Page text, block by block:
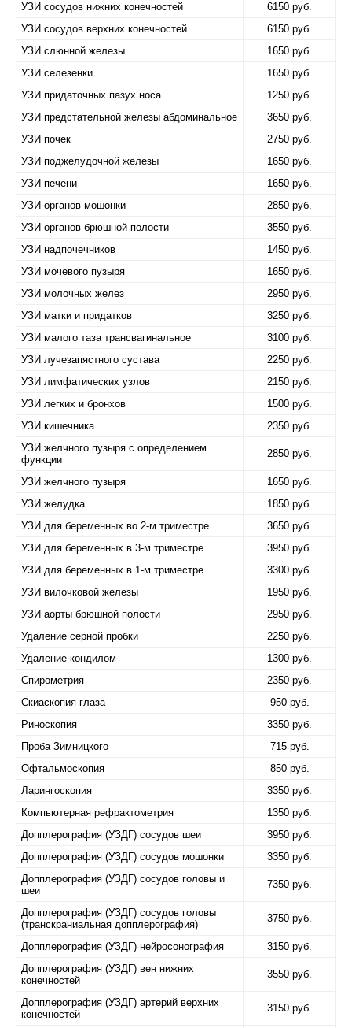
УЗИ сосудов нижних конечностей
6150 руб.
УЗИ сосудов верхних конечностей
6150 руб.
УЗИ слюнной железы
1650 руб.
УЗИ селезенки
1650 руб.
УЗИ придаточных пазух носа
1250 руб.
УЗИ предстательной железы абдоминальное
3650 руб.
УЗИ почек
2750 руб.
УЗИ поджелудочной железы
1650 руб.
УЗИ печени
1650 руб.
УЗИ органов мошонки
2850 руб.
УЗИ органов брюшной полости
3550 руб.
УЗИ надпочечников
1450 руб.
УЗИ мочевого пузыря
1650 руб.
УЗИ молочных желез
2950 руб.
УЗИ матки и придатков
3250 руб.
УЗИ малого таза трансвагинальное
3100 руб.
УЗИ лучезапястного сустава
2250 руб.
УЗИ лимфатических узлов
2150 руб.
УЗИ легких и бронхов
1500 руб.
УЗИ кишечника
2350 руб.
УЗИ желчного пузыря с определением
функции
2850 руб.
УЗИ желчного пузыря
1650 руб.
УЗИ желудка
1850 руб.
УЗИ для беременных во 2-м триместре
3650 руб.
УЗИ для беременных в 3-м триместре
3950 руб.
УЗИ для беременных в 1-м триместре
3300 руб.
УЗИ вилочковой железы
1950 руб.
УЗИ аорты брюшной полости
2950 руб.
Удаление серной пробки
2250 руб.
Удаление кондилом
1300 руб.
Спирометрия
2350 руб.
Скиаскопия глаза
950 руб.
Риноскопия
3350 руб.
Проба Зимницкого
715 руб.
Офтальмоскопия
850 руб.
Ларингоскопия
3350 руб.
Компьютерная рефрактометрия
1350 руб.
Допплерография (УЗДГ) сосудов шеи
3950 руб.
Допплерография (УЗДГ) сосудов мошонки
3350 руб.
Допплерография (УЗДГ) сосудов головы и
шеи
7350 руб.
Допплерография (УЗДГ) сосудов головы
(транскраниальная допплерография)
3750 руб.
Допплерография (УЗДГ) нейросонография
3150 руб.
Допплерография (УЗДГ) вен нижних
конечностей
3550 руб.
Допплерография (УЗДГ) артерий верхних
конечностей
3150 руб.